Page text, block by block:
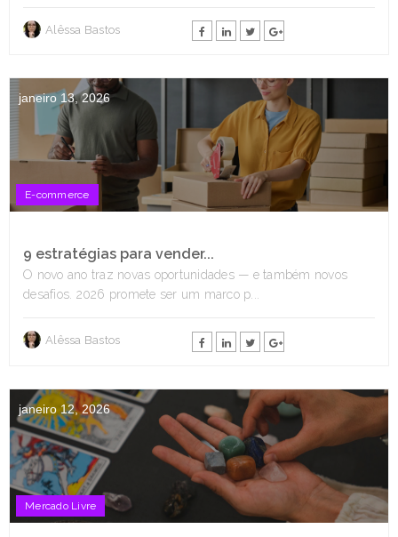
Alêssa Bastos
janeiro 13, 2026
E-commerce
9 estratégias para vender...
O novo ano traz novas oportunidades — e também novos
desafios. 2026 promete ser um marco p...
Alêssa Bastos
janeiro 12, 2026
Mercado Livre